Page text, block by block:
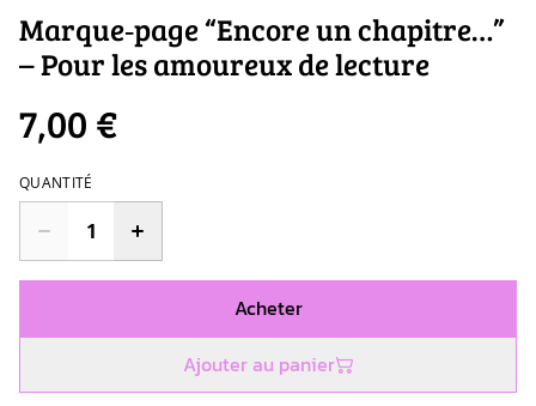
Marque‑page “Encore un chapitre…”
– Pour les amoureux de lecture
7,00 €
QUANTITÉ
Acheter
Ajouter au panier